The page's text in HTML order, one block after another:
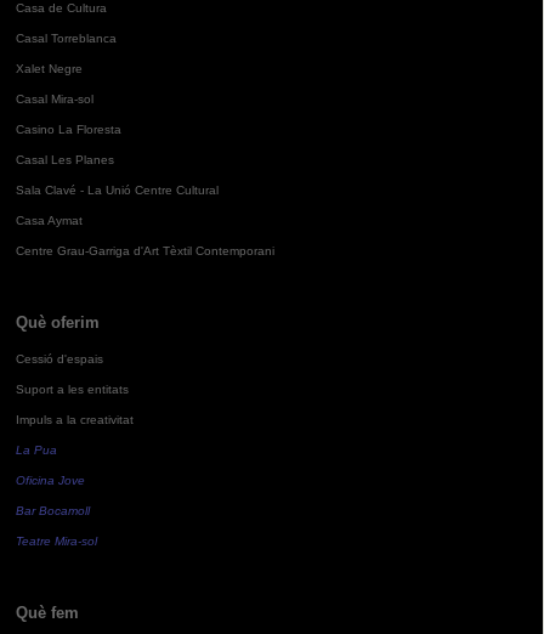
Casa de Cultura
Casal Torreblanca
Xalet Negre
Casal Mira-sol
Casino La Floresta
Casal Les Planes
Sala Clavé - La Unió Centre Cultural
Casa Aymat
Centre Grau-Garriga d'Art Tèxtil Contemporani
Què oferim
Cessió d'espais
Suport a les entitats
Impuls a la creativitat
La Pua
Oficina Jove
Bar Bocamoll
Teatre Mira-sol
Què fem